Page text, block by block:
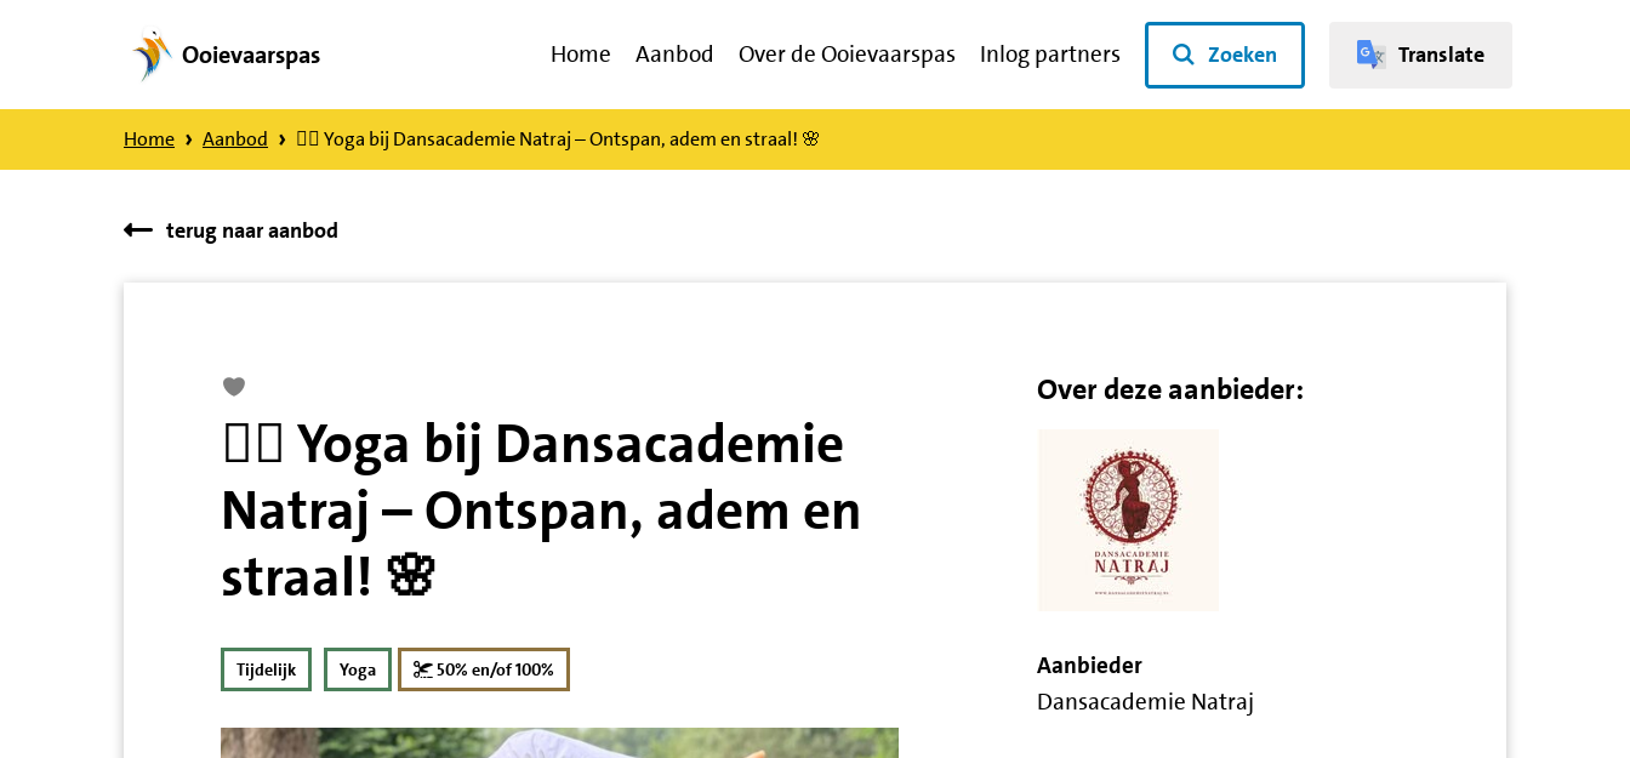
naar
Ooievaarspas Home Aanbod Over de Ooievaarspas Inlog partners Zoeken Translate
Home Aanbod 🧘‍♀️ Yoga bij Dansacademie Natraj – Ontspan, adem en straal! 🌸
terug naar aanbod
🧘‍♀️ Yoga bij Dansacademie
Natraj – Ontspan, adem en
straal! 🌸
Tijdelijk Yoga 50% en/of 100%
Over deze aanbieder:
Aanbieder
Dansacademie Natraj